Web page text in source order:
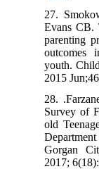
27.
Evans
parenting
youth.
2015
28.
Survey of
old
Gorgan
2017;